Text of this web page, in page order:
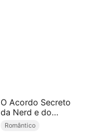
O Acordo Secreto
da Nerd e do
Atleta (Dublado)
Romântico